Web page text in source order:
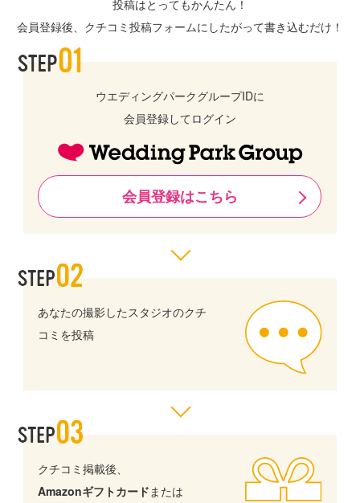
投稿はとってもかんたん！
会員登録後、クチコミ投稿フォームにしたがって書き込むだけ！
ウエディングパークグループIDに
会員登録してログイン
会員登録はこちら
あなたの撮影したスタジオのクチ
コミを投稿
クチコミ掲載後、
Amazonギフトカードまたは